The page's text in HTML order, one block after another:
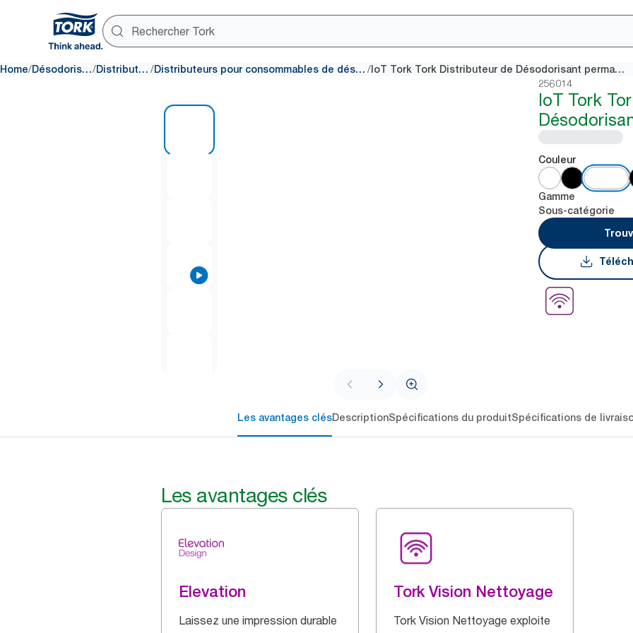
Home/ Désodorisants/ Distributeurs / Distributeurs pour consommables de désodorisant / IoT Tork Tork Distributeur de Désodorisant permanent
256014
IoT Tork
Couleur
Gamme
Sous-catégorie
Les avantages clésDescriptionSpécifications du produitSpécifications de
Les avantages clés
Elevation
Laissez une impression durable
Tork Vision Nettoyage
Tork Vision Nettoyage exploite